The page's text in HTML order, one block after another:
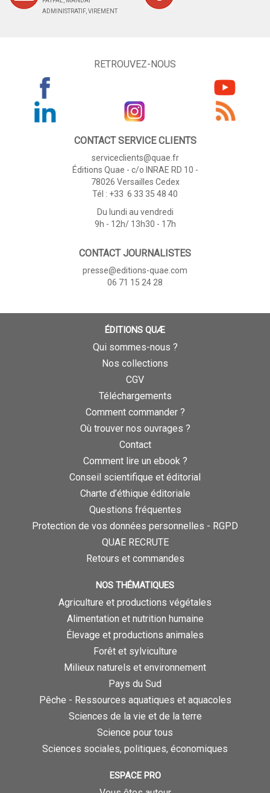
ADMINISTRATIF, VIREMENT
RETROUVEZ-NOUS
CONTACT SERVICE CLIENTS
serviceclients@quae.fr
Éditions Quae - c/o INRAE RD 10 -
78026 Versailles Cedex
Tél : +33 6 33 35 48 40
Du lundi au vendredi
9h - 12h/ 13h30 - 17h
CONTACT JOURNALISTES
presse@editions-quae.com
06 71 15 24 28
ÉDITIONS QUÆ
Qui sommes-nous ?
Nos collections
CGV
Téléchargements
Comment commander ?
Où trouver nos ouvrages ?
Contact
Comment lire un ebook ?
Conseil scientifique et éditorial
Charte d’éthique éditoriale
Questions fréquentes
Protection de vos données personnelles - RGPD
QUAE RECRUTE
Retours et commandes
NOS THÉMATIQUES
Agriculture et productions végétales
Alimentation et nutrition humaine
Élevage et productions animales
Forêt et sylviculture
Milieux naturels et environnement
Pays du Sud
Pêche - Ressources aquatiques et aquacoles
Sciences de la vie et de la terre
Science pour tous
Sciences sociales, politiques, économiques
ESPACE PRO